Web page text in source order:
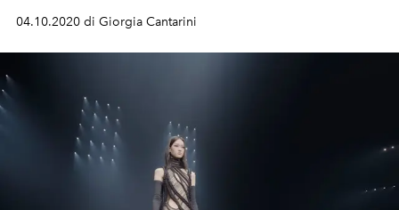
04.10.2020 di Giorgia Cantarini